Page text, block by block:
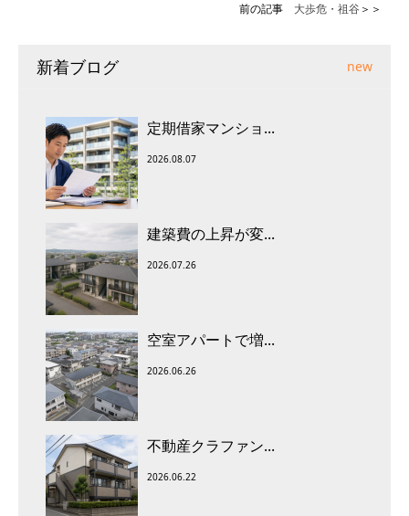
前の記事 大歩危・祖谷＞＞
新着ブログ new
定期借家マンショ...
2026.08.07
建築費の上昇が変...
2026.07.26
空室アパートで増...
2026.06.26
不動産クラファン...
2026.06.22